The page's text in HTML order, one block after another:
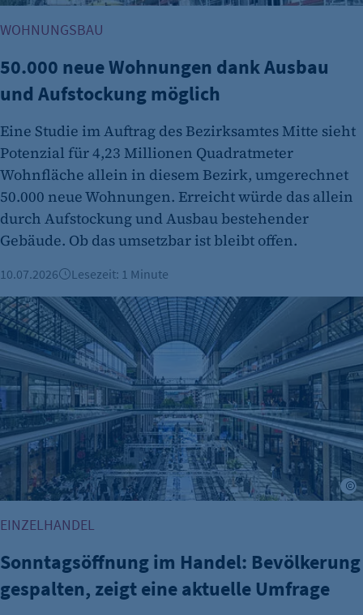
WOHNUNGSBAU
50.000 neue Wohnungen dank Ausbau
und Aufstockung möglich
Eine Studie im Auftrag des Bezirksamtes Mitte sieht
Potenzial für 4,23 Millionen Quadratmeter
Wohnfläche allein in diesem Bezirk, umgerechnet
50.000 neue Wohnungen. Erreicht würde das allein
durch Aufstockung und Ausbau bestehender
Gebäude. Ob das umsetzbar ist bleibt offen.
10.07.2026 Lesezeit: 1 Minute
Sonntagsöffnung im Handel: Bevölkerung gespalten, zeigt
EINZELHANDEL
Sonntagsöffnung im Handel: Bevölkerung
gespalten, zeigt eine aktuelle Umfrage